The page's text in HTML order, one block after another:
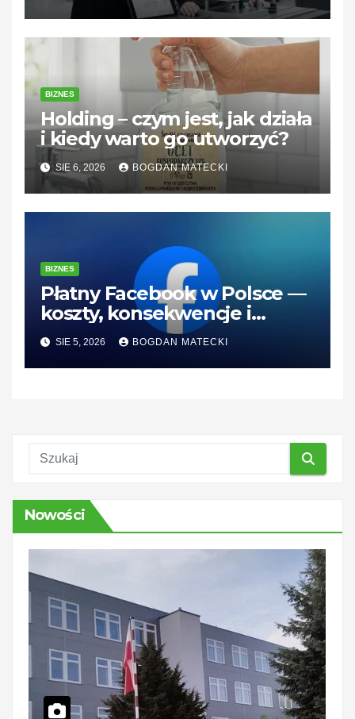
BIZNES
Holding – czym jest, jak działa
i kiedy warto go utworzyć?
SIE 6, 2026 BOGDAN MATECKI
BIZNES
Płatny Facebook w Polsce —
koszty, konsekwencje i
rozwiązania dla firm
SIE 5, 2026 BOGDAN MATECKI
Nowości